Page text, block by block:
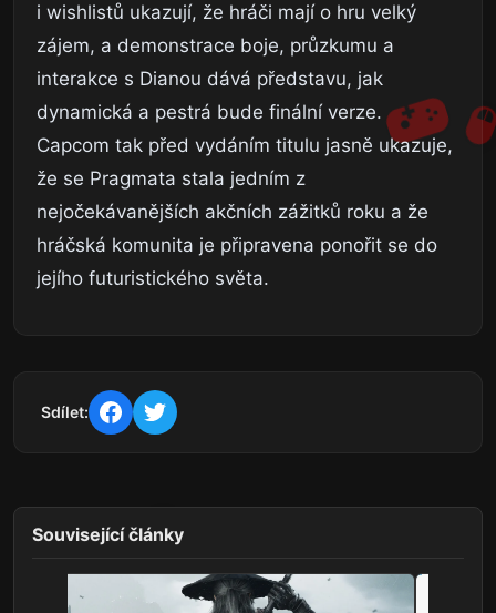
i wishlistů ukazují, že hráči mají o hru velký
zájem, a demonstrace boje, průzkumu a
interakce s Dianou dává představu, jak
dynamická a pestrá bude finální verze.
Capcom tak před vydáním titulu jasně ukazuje,
že se Pragmata stala jedním z
nejočekávanějších akčních zážitků roku a že
hráčská komunita je připravena ponořit se do
jejího futuristického světa.
Sdílet:
Související články